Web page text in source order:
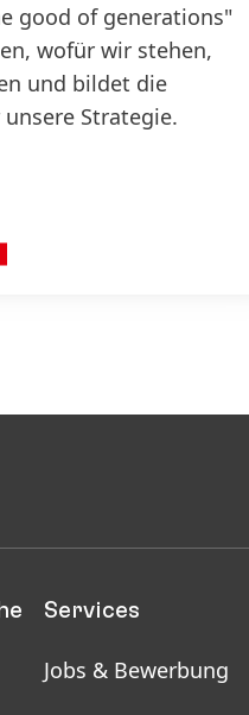
good of generations"
wofür wir stehen,
und bildet die
Strategie.
Services
Jobs & Bewerbung